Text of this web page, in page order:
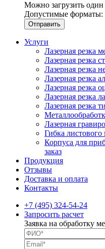
Можно загрузить
Допустимые форматы:
Услуги
Лазерная резка
Лазерная резка
Лазерная резка
Лазерная резка
Лазерная резка
Лазерная резка
Лазерная резка
Лазерная
Гибка листового
Корпуса для
заказ
Продукция
Отзывы
Доставка и оплата
Контакты
+7 (495) 324-54-24
Запросить расчет
Заявка на обработку